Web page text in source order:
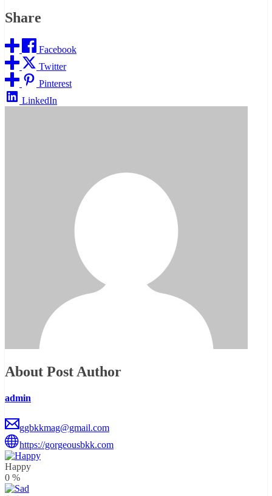
Share
Facebook
Twitter
Pinterest
LinkedIn
About Post Author
admin
ggbkkmag@gmail.com
https://gorgeousbkk.com
Happy
0 %